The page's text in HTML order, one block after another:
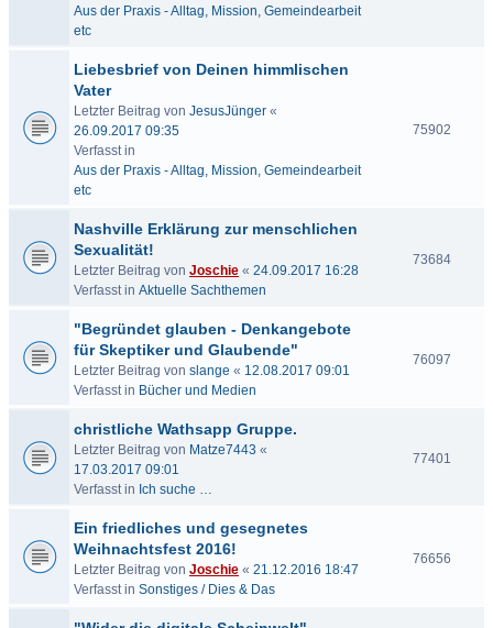
Aus der Praxis - Alltag, Mission, Gemeindearbeit
etc
Liebesbrief von Deinen himmlischen
Vater
Letzter Beitrag von JesusJünger «
26.09.2017 09:35
Verfasst in
Aus der Praxis - Alltag, Mission, Gemeindearbeit
etc
75902
Nashville Erklärung zur menschlichen
Sexualität!
Letzter Beitrag von Joschie « 24.09.2017 16:28
Verfasst in Aktuelle Sachthemen
73684
"Begründet glauben - Denkangebote
für Skeptiker und Glaubende"
Letzter Beitrag von slange « 12.08.2017 09:01
Verfasst in Bücher und Medien
76097
christliche Wathsapp Gruppe.
Letzter Beitrag von Matze7443 «
17.03.2017 09:01
Verfasst in Ich suche …
77401
Ein friedliches und gesegnetes
Weihnachtsfest 2016!
Letzter Beitrag von Joschie « 21.12.2016 18:47
Verfasst in Sonstiges / Dies & Das
76656